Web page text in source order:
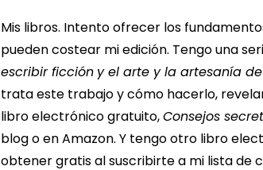
Mis libros. Intento ofrecer los
pueden costear mi edición. Tengo una
escribir ficción y el arte y la artesanía
trata este trabajo y cómo hacerlo,
libro electrónico gratuito,Consejos
blog o en Amazon. Y tengo otro libro
obtener gratis al suscribirte a mi lista